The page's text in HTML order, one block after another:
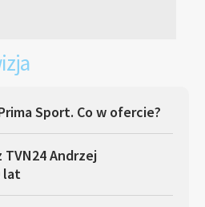
Sport. Co w ofercie?
Andrzej
lat